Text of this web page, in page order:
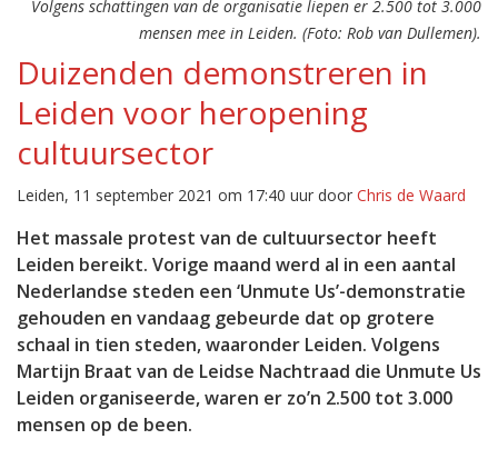
Volgens schattingen van de organisatie liepen er 2.500 tot 3.000
mensen mee in Leiden. (Foto: Rob van Dullemen).
Duizenden demonstreren in
Leiden voor heropening
cultuursector
Leiden, 11 september 2021 om 17:40 uur door Chris de Waard
Het massale protest van de cultuursector heeft
Leiden bereikt. Vorige maand werd al in een aantal
Nederlandse steden een ‘Unmute Us’-demonstratie
gehouden en vandaag gebeurde dat op grotere
schaal in tien steden, waaronder Leiden. Volgens
Martijn Braat van de Leidse Nachtraad die Unmute Us
Leiden organiseerde, waren er zo’n 2.500 tot 3.000
mensen op de been.